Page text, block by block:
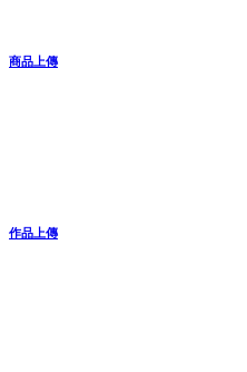
商品上傳
作品上傳